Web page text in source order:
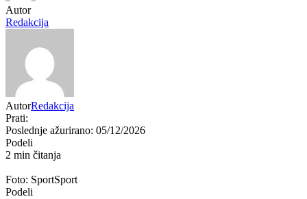
Autor
Redakcija
AutorRedakcija
Prati:
Poslednje ažurirano: 05/12/2026
Podeli
2 min čitanja
Foto: SportSport
Podeli